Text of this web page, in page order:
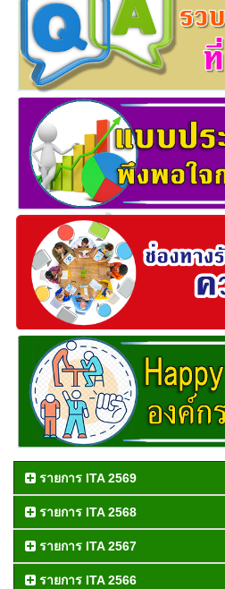
รายการ ITA 2569
รายการ ITA 2568
รายการ ITA 2567
รายการ ITA 2566